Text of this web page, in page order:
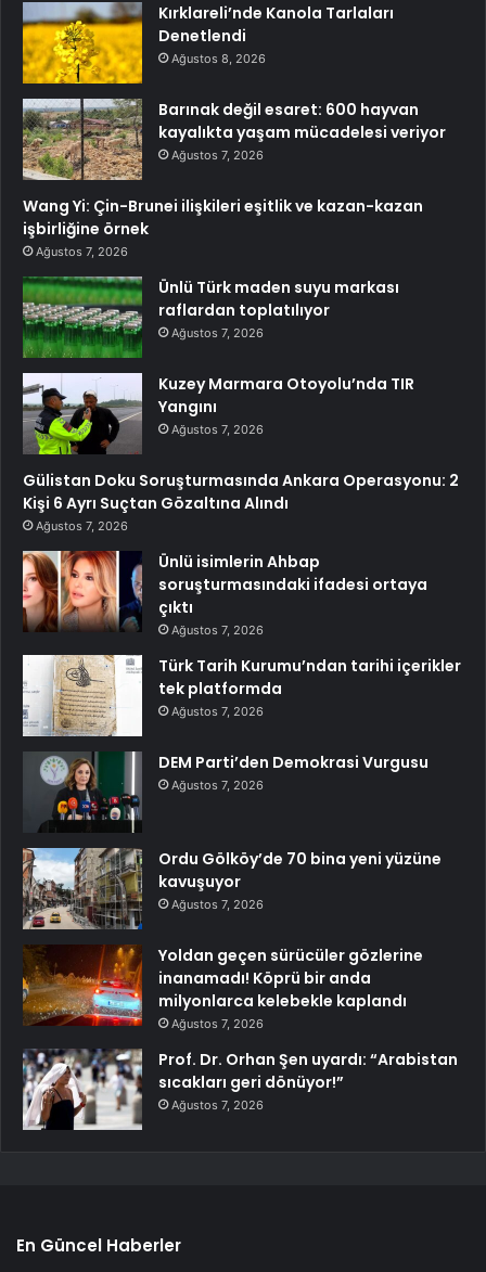
Kırklareli’nde Kanola Tarlaları
Denetlendi
Ağustos 8, 2026
Barınak değil esaret: 600 hayvan
kayalıkta yaşam mücadelesi veriyor
Ağustos 7, 2026
Wang Yi: Çin-Brunei ilişkileri eşitlik ve kazan-kazan
işbirliğine örnek
Ağustos 7, 2026
Ünlü Türk maden suyu markası
raflardan toplatılıyor
Ağustos 7, 2026
Kuzey Marmara Otoyolu’nda TIR
Yangını
Ağustos 7, 2026
Gülistan Doku Soruşturmasında Ankara Operasyonu: 2
Kişi 6 Ayrı Suçtan Gözaltına Alındı
Ağustos 7, 2026
Ünlü isimlerin Ahbap
soruşturmasındaki ifadesi ortaya
çıktı
Ağustos 7, 2026
Türk Tarih Kurumu’ndan tarihi içerikler
tek platformda
Ağustos 7, 2026
DEM Parti’den Demokrasi Vurgusu
Ağustos 7, 2026
Ordu Gölköy’de 70 bina yeni yüzüne
kavuşuyor
Ağustos 7, 2026
Yoldan geçen sürücüler gözlerine
inanamadı! Köprü bir anda
milyonlarca kelebekle kaplandı
Ağustos 7, 2026
Prof. Dr. Orhan Şen uyardı: “Arabistan
sıcakları geri dönüyor!”
Ağustos 7, 2026
En Güncel Haberler